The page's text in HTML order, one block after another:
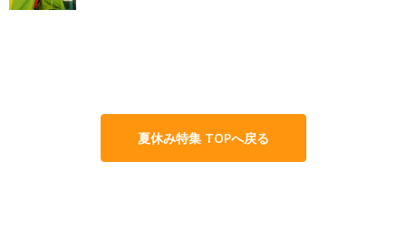
夏休み特集 TOPへ戻る